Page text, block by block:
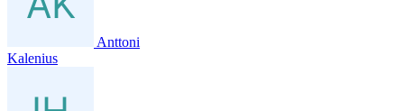
Anttoni
Kalenius